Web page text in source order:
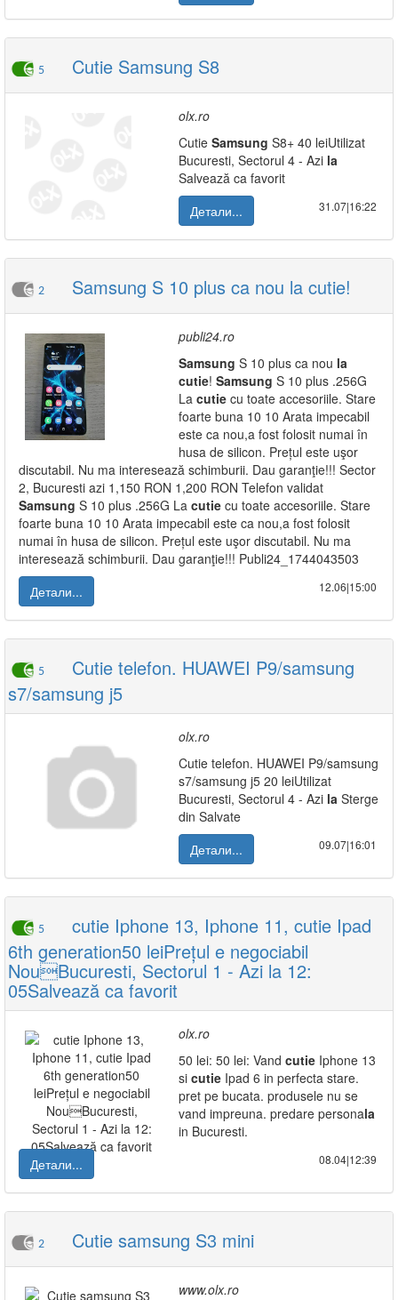
5 Cutie Samsung S8
olx.ro
Cutie Samsung S8+ 40 leiUtilizat
Bucuresti, Sectorul 4 - Azi la
Salvează ca favorit
Детали...
31.07|16:22
2 Samsung S 10 plus ca nou la cutie!
publi24.ro
Samsung S 10 plus ca nou la
cutie! Samsung S 10 plus .256G
La cutie cu toate accesoriile. Stare
foarte buna 10 10 Arata impecabil
este ca nou,a fost folosit numai în
husa de silicon. Prețul este uşor
discutabil. Nu ma interesează schimburii. Dau garanţie!!! Sector
2, Bucuresti azi 1,150 RON 1,200 RON Telefon validat
Samsung S 10 plus .256G La cutie cu toate accesoriile. Stare
foarte buna 10 10 Arata impecabil este ca nou,a fost folosit
numai în husa de silicon. Prețul este uşor discutabil. Nu ma
interesează schimburii. Dau garanţie!!! Publi24_1744043503
Детали...
12.06|15:00
5
Cutie telefon. HUAWEI P9/samsung
s7/samsung j5
olx.ro
Cutie telefon. HUAWEI P9/samsung
s7/samsung j5 20 leiUtilizat
Bucuresti, Sectorul 4 - Azi la Sterge
din Salvate
Детали...
09.07|16:01
5
cutie Iphone 13, Iphone 11, cutie Ipad
6th generation50 leiPrețul e negociabil
NouBucuresti, Sectorul 1 - Azi la 12:
05Salvează ca favorit
olx.ro
50 lei: 50 lei: Vand cutie Iphone 13
si cutie Ipad 6 in perfecta stare.
pret pe bucata. produsele nu se
vand impreuna. predare personala
in Bucuresti.
Детали...
08.04|12:39
2 Cutie samsung S3 mini
www.olx.ro